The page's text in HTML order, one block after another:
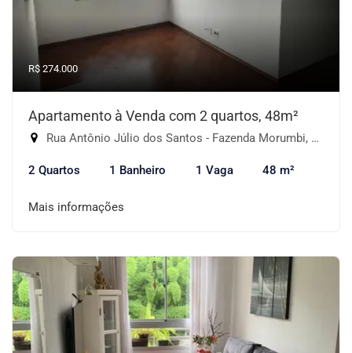
R$ 274.000
Apartamento à Venda com 2 quartos, 48m²
Rua Antônio Júlio dos Santos - Fazenda Morumbi, São Paulo-SP
2 Quartos 1 Banheiro 1 Vaga 48 m²
Mais informações